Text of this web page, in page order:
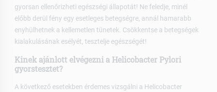
gyorsan ellenőrizheti egészségi állapotát! Ne feledje, minél
előbb derül fény egy esetleges betegségre, annál hamarabb
enyhülhetnek a kellemetlen tünetek. Csökkentse a betegségek
kialakulásának esélyét, tesztelje egészségét!
Kinek ajánlott elvégezni a Helicobacter Pylori
gyorstesztet?
A következő esetekben érdemes vizsgálni a Helicobacter